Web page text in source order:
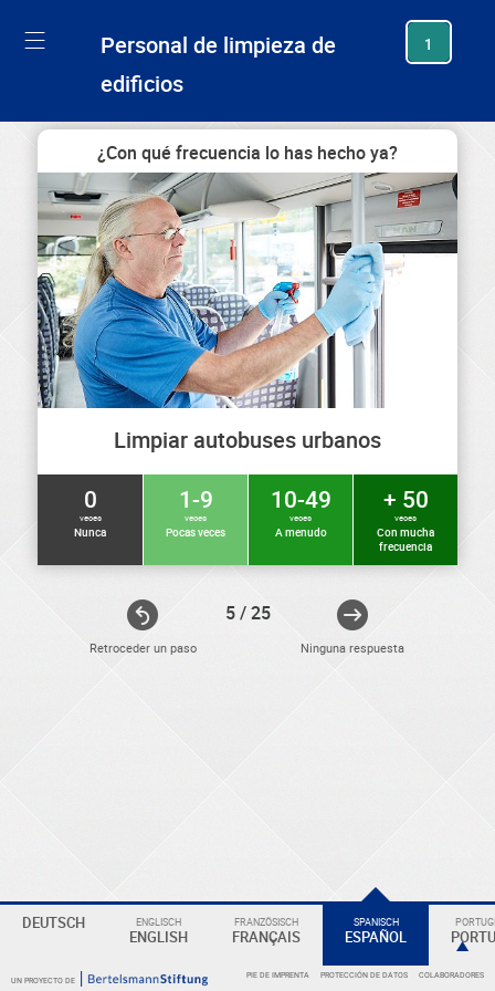
Personal de limpieza de
edificios
1
Retroceder un paso
¿Con qué frecuencia lo has hecho ya?
Limpiar autobuses urbanos
0
veces
Nunca
1-9
veces
Pocas veces
10-49
veces
A menudo
+ 50
veces
Con mucha
frecuencia
5 / 25
Ninguna respuesta
DEUTSCH ENGLISCH
ENGLISH
FRANZÖSISCH
FRANÇAIS
SPANISCH
ESPAÑOL
UN PROYECTO DE PIE DE IMPRENTA PROTECCIÓN DE DATOS COLABORADORES
Eine